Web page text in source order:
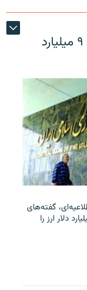
بانک مرکزی ایران گم شدن ۹ میلیارد
گفته‌های
مجلس درباره گم شدن ۹ میلیارد دلار ارز را